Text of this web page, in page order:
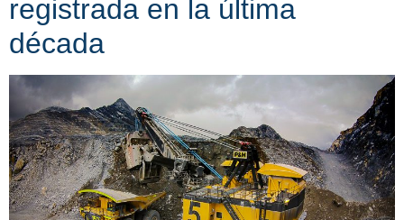
registrada en la última
década